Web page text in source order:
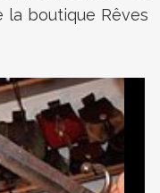
boutique Rêves